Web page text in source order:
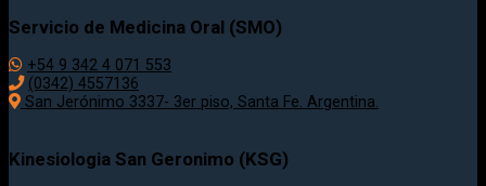
Servicio de Medicina Oral (SMO)
+54 9 342 4 071 553
(0342) 4557136
San Jerónimo 3337- 3er piso, Santa Fe. Argentina.
Kinesiologia San Geronimo (KSG)